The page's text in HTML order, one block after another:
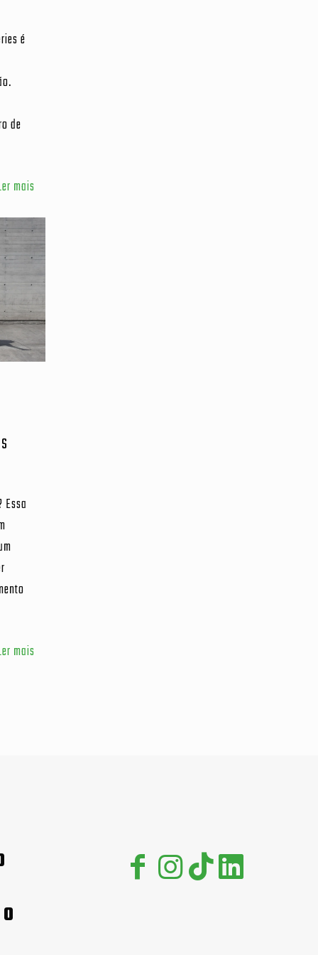
é
de
mais
mais